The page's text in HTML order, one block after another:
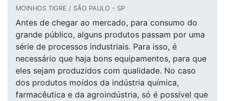
MOINHOS TIGRE / SÃO PAULO - SP
Antes de chegar ao mercado, para consumo do
grande público, alguns produtos passam por uma
série de processos industriais. Para isso, é
necessário que haja bons equipamentos, para que
eles sejam produzidos com qualidade. No caso
dos produtos moídos da indústria química,
farmacêutica e da agroindústria, só é possível que